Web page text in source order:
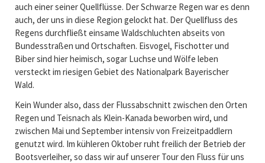
auch einer seiner Quellflüsse. Der Schwarze Regen war es denn
auch, der uns in diese Region gelockt hat. Der Quellfluss des
Regens durchfließt einsame Waldschluchten abseits von
Bundesstraßen und Ortschaften. Eisvogel, Fischotter und
Biber sind hier heimisch, sogar Luchse und Wölfe leben
versteckt im riesigen Gebiet des Nationalpark Bayerischer
Wald.
Kein Wunder also, dass der Flussabschnitt zwischen den Orten
Regen und Teisnach als Klein-Kanada beworben wird, und
zwischen Mai und September intensiv von Freizeitpaddlern
genutzt wird. Im kühleren Oktober ruht freilich der Betrieb der
Bootsverleiher, so dass wir auf unserer Tour den Fluss für uns